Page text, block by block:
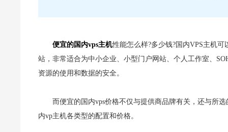
便宜的国内vps主机性能怎么样?多少钱?国内VPS主机
站，非常适合为中小企业、小型门户网站、个人工作室、
资源的使用和数据的安全。
而便宜的国内vps价格不仅与提供商品牌有关，还与所
内vp主机各类型的配置和价格。